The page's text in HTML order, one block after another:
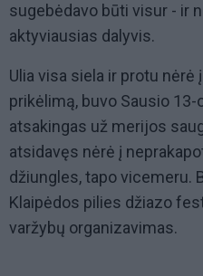
sugebėdavo būti visur - ir
aktyviausias dalyvis.
Ulia visa siela ir protu
prikėlimą, buvo Sausio
atsakingas už merijos
atsidavęs nėrė į
džiungles, tapo vicemeru.
Klaipėdos pilies džiazo
varžybų organizavimas.